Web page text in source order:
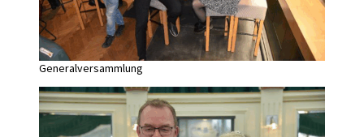
Generalversammlung